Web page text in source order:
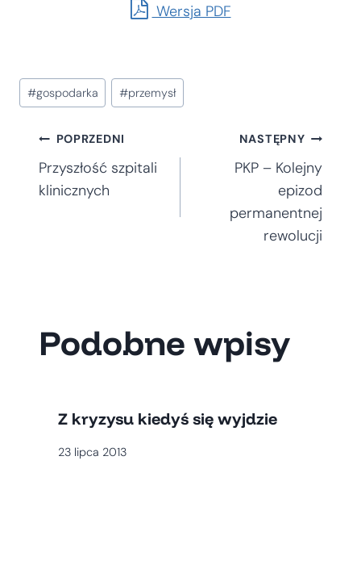
Wersja PDF
Tagi
wpisu:
#gospodarka #przemysł
Nawigacja
wpisu
POPRZEDNI
Przyszłość szpitali
klinicznych
NASTĘPNY
PKP – Kolejny
epizod
permanentnej
rewolucji
Podobne wpisy
Z kryzysu kiedyś się wyjdzie
23 lipca 2013